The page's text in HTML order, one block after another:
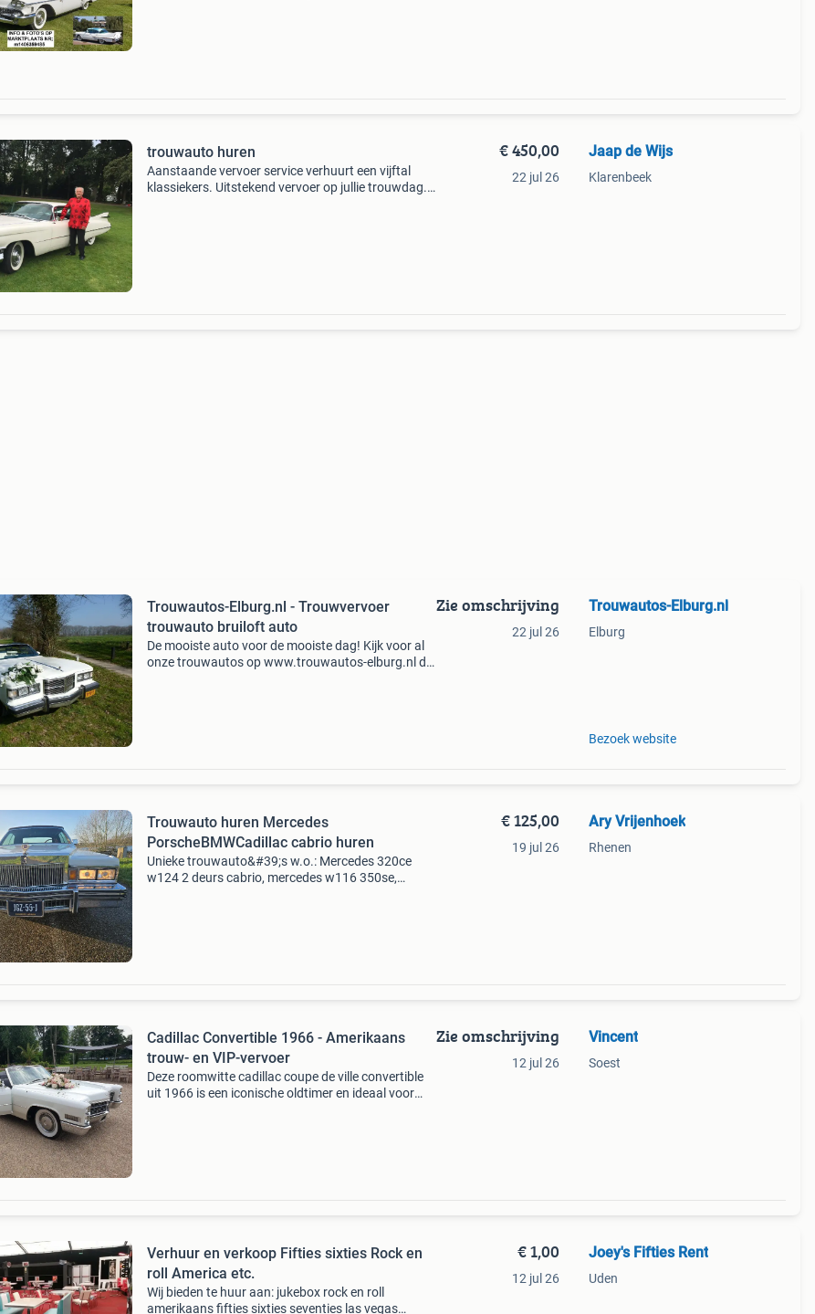
trouwauto huren
Aanstaande vervoer service verhuurt een vijftal
klassiekers. Uitstekend vervoer op jullie trouwdag.
€ 450,00
22 jul 26
Jaap de Wijs
Klarenbeek
Trouwautos-Elburg.nl - Trouwvervoer
trouwauto bruiloft auto
De mooiste auto voor de mooiste dag! Kijk voor al
onze trouwautos op www.trouwautos-elburg.nl de
Zie omschrijving
22 jul 26
Trouwautos-Elburg.nl
Elburg
Bezoek website
Trouwauto huren Mercedes
PorscheBMWCadillac cabrio huren
Unieke trouwauto&#39;s w.o.: Mercedes 320ce
w124 2 deurs cabrio, mercedes w116 350se,
€ 125,00
19 jul 26
Ary Vrijenhoek
Rhenen
Cadillac Convertible 1966 - Amerikaans
trouw- en VIP-vervoer
Deze roomwitte cadillac coupe de ville convertible
uit 1966 is een iconische oldtimer en ideaal voor
Zie omschrijving
12 jul 26
Vincent
Soest
Verhuur en verkoop Fifties sixties Rock en
roll America etc.
Wij bieden te huur aan: jukebox rock en roll
amerikaans fifties sixties seventies las vegas
€ 1,00
12 jul 26
Joey's Fifties Rent
Uden